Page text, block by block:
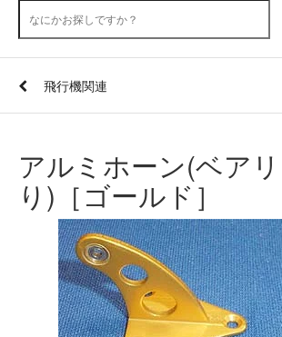
飛行機関連
アルミホーン(ベア
り)［ゴールド］